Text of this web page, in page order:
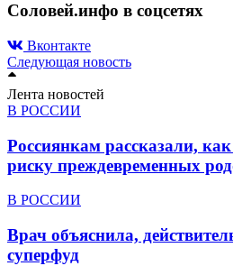
Соловей.инфо в соцсетях
Вконтакте
Следующая новость
Лента новостей
В РОССИИ
Россиянкам рассказали,
риску преждевременных
В РОССИИ
Врач объяснила,
суперфуд